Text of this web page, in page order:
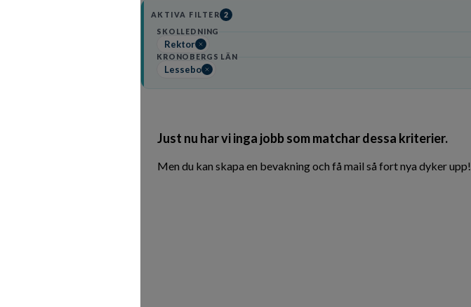
AKTIVA FILTER 2
SKOLLEDNING
Rektor
KRONOBERGS LÄN
Lessebo
Just nu har vi inga jobb som matchar dessa kriterier.
Men du kan skapa en bevakning och få mail så fort nya dyker upp!